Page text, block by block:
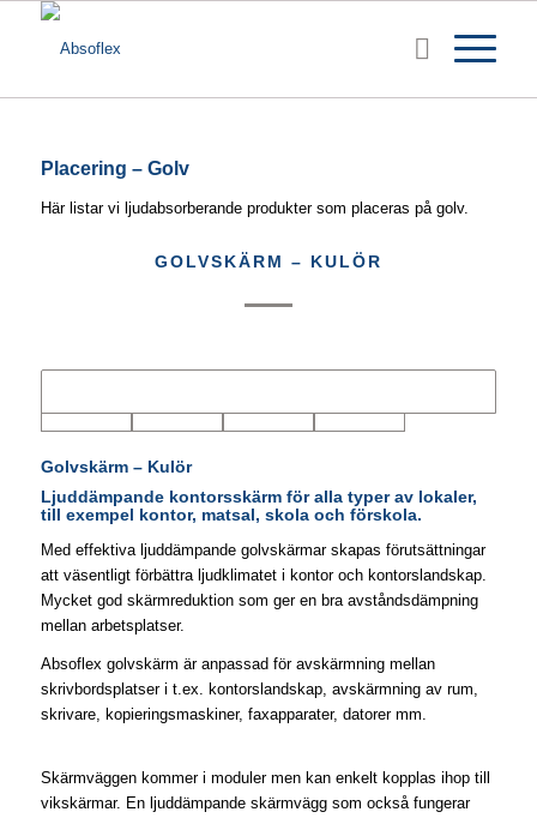
Placering – Golv
Här listar vi ljudabsorberande produkter som placeras på golv.
GOLVSKÄRM – KULÖR
Golvskärm – Kulör
Ljuddämpande kontorsskärm för alla typer av lokaler,
till exempel kontor, matsal, skola och förskola.
Med effektiva ljuddämpande golvskärmar skapas förutsättningar
att väsentligt förbättra ljudklimatet i kontor och kontorslandskap.
Mycket god skärmreduktion som ger en bra avståndsdämpning
mellan arbetsplatser.
Absoflex golvskärm är anpassad för avskärmning mellan
skrivbordsplatser i t.ex. kontorslandskap, avskärmning av rum,
skrivare, kopieringsmaskiner, faxapparater, datorer mm.
Skärmväggen kommer i moduler men kan enkelt kopplas ihop till
vikskärmar. En ljuddämpande skärmvägg som också fungerar